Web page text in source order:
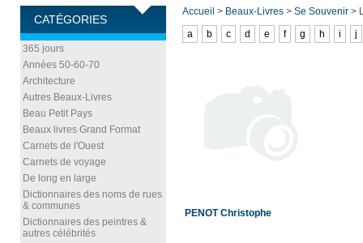
CATÉGORIES
365 jours
Années 50-60-70
Architecture
Autres Beaux-Livres
Beau Petit Pays
Beaux livres Grand Format
Carnets de l'Ouest
Carnets de voyage
De long en large
Dictionnaires des noms de rues
& communes
Dictionnaires des peintres &
autres célébrités
Accueil > Beaux-Livres > Se Souvenir >
a
b c d e f g h i j
PENOT Christophe